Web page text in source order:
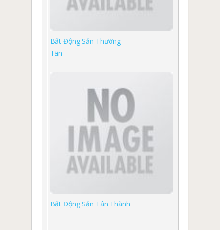
Bất Động Sản Thường
Tân
Bất Động Sản Tân Thành